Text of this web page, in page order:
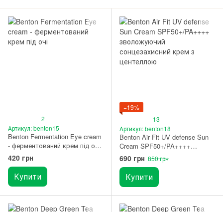
2
Артикул: benton15
Benton Fermentation Eye cream
- ферментований крем під очі
10 г
420 грн
Купити
−19%
13
Артикул: benton18
Benton Air Fit UV defense Sun
Cream SPF50+/PA++++
зволожуючий сонцезахисний
крем з центеллою 50 мл
690 грн 850 грн
Купити